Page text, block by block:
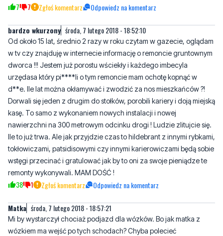
7 7 Zgłoś komentarz Odpowiedz na komentarz
bardzo wkurzony środa, 7 lutego 2018 - 18:52:10
Od około 15 lat, średnio 2 razy w roku czytam w gazecie, oglądam
w tv czy znajduję w internecie informację o remoncie gruntownym
dworca !!! Jestem już porostu wściekły i każdego imbecyla
urzędasa który pi****li o tym remoncie mam ochotę kopnąć w
d**e. Ile lat można okłamywać i zwodzić za nos mieszkańców ?!
Dorwali się jeden z drugim do stołków, porobili kariery i doją miejską
kasę. To samo z wykonaniem nowych instalacji i nowej
nawierzchni na 300 metrowym odcinku drogi ! Ludzie zlitujcie się.
Ile to już trwa. Ale jak przyjdzie czas to hildebrant z innymi rybkami,
tokłowiczami, patsidisowymi czy innymi karierowiczami będą sobie
wstęgi przecinać i gratulować jak by to oni za swoje pieniądze te
remonty wykonywali. MAM DOŚĆ !
38 1 Zgłoś komentarz Odpowiedz na komentarz
Matka środa, 7 lutego 2018 - 18:57:21
Mi by wystarczył chociaż podjazd dla wózków. Bo jak matka z
wózkiem ma wejść po tych schodach? Chyba polecieć